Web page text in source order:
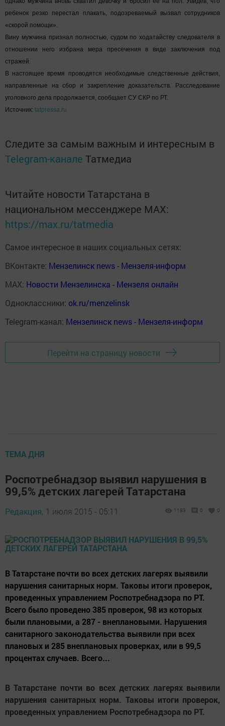
ребенок резко перестал плакать, подозреваемый вызвал сотрудников
«скорой помощи».
Вину мужчина признал полностью, судом по ходатайству следователя в
отношении него избрана мера пресечения в виде заключения под
стражей.
В настоящее время проводятся необходимые следственные действия,
направленные на сбор и закрепление доказательств. Расследование
уголовного дела продолжается, сообщает СУ СКР по РТ.
Источник: tatpressa.ru
Следите за самым важным и интересным в
Telegram-канале Татмедиа
Читайте новости Татарстана в
национальном мессенджере MАХ:
https://max.ru/tatmedia
Самое интересное в наших социальных сетях:
ВКонтакте: Мензелинск news - Мензеля-информ
MAX: Новости Мензелинска - Мензеля онлайн
Одноклассники: ok.ru/menzelinsk
Telegram-канал: Мензелинск news - Мензеля-информ
Перейти на страницу новости
ТЕМА ДНЯ
Роспотребнадзор выявил нарушения в
99,5% детских лагерей Татарстана
Редакция, 1 июля 2015 - 05:11 1183 0 0
В Татарстане почти во всех детских лагерях выявили
нарушения санитарных норм. Таковы итоги проверок,
проведенных управлением Роспотребнадзора по РТ.
Всего было проведено 385 проверок, 98 из которых
были плановыми, а 287 - внеплановыми. Нарушения
санитарного законодательства выявили при всех
плановых и 285 внеплановых проверках, или в 99,5
процентах случаев. Всего...
В Татарстане почти во всех детских лагерях выявили
нарушения санитарных норм. Таковы итоги проверок,
проведенных управлением Роспотребнадзора по РТ.